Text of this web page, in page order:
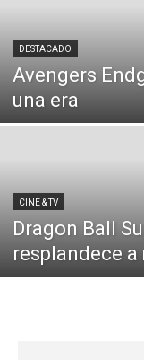
DESTACADO
Avengers
una era
CINE & TV
Dragon Ball
resplandece